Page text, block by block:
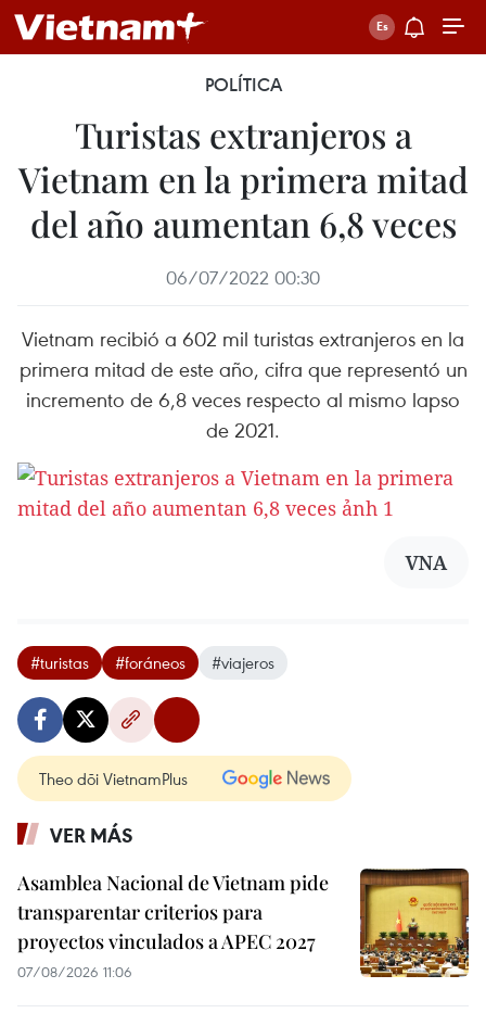
POLÍTICA
Turistas extranjeros a
Vietnam en la primera mitad
del año aumentan 6,8 veces
06/07/2022 00:30
Vietnam recibió a 602 mil turistas extranjeros en la
primera mitad de este año, cifra que representó un
incremento de 6,8 veces respecto al mismo lapso
de 2021.
VNA
#turistas #foráneos #viajeros
Theo dõi VietnamPlus
VER MÁS
Asamblea Nacional de Vietnam pide
transparentar criterios para
proyectos vinculados a APEC 2027
07/08/2026 11:06